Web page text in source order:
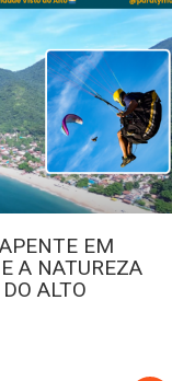
EM
A NATUREZA
ALTO